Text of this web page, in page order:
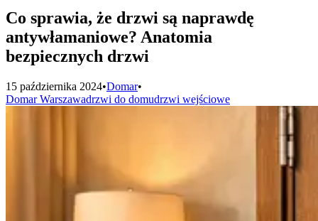
Co sprawia, że drzwi są naprawdę
antywłamaniowe? Anatomia
bezpiecznych drzwi
15 października 2024•Domar•
Domar Warszawadrzwi do domudrzwi wejściowe